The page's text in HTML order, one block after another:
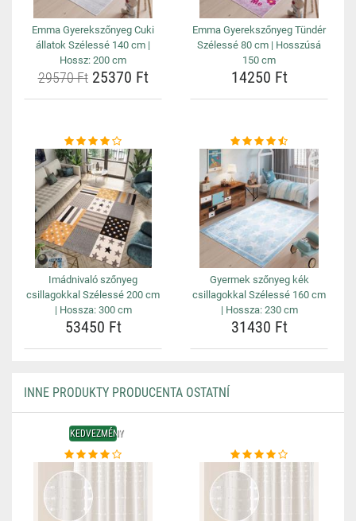
Emma Gyerekszőnyeg Cuki
állatok Szélessé 140 cm |
Hossz: 200 cm
29570 Ft25370 Ft
Emma Gyerekszőnyeg Tündér
Szélessé 80 cm | Hosszúsá
150 cm
14250 Ft
Imádnivaló szőnyeg
csillagokkal Szélessé 200 cm
| Hossza: 300 cm
53450 Ft
Gyermek szőnyeg kék
csillagokkal Szélessé 160 cm
| Hossza: 230 cm
31430 Ft
INNE PRODUKTY PRODUCENTA OSTATNÍ
KEDVEZMÉNY